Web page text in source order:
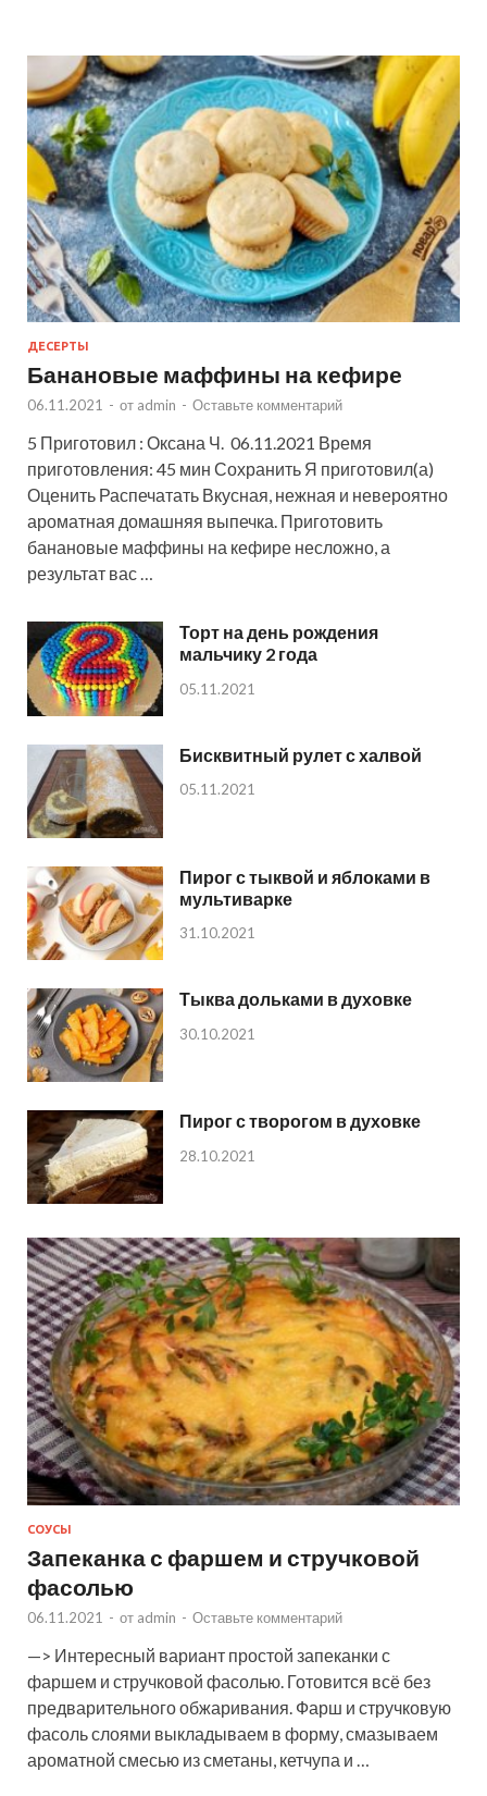
ДЕСЕРТЫ
Банановые маффины на кефире
06.11.2021 - от admin - Оставьте комментарий
5 Приготовил : Оксана Ч. 06.11.2021 Время
приготовления: 45 мин Сохранить Я приготовил(а)
Оценить Распечатать Вкусная, нежная и невероятно
ароматная домашняя выпечка. Приготовить
банановые маффины на кефире несложно, а
результат вас …
Торт на день рождения
мальчику 2 года
05.11.2021
Бисквитный рулет с халвой
05.11.2021
Пирог с тыквой и яблоками в
мультиварке
31.10.2021
Тыква дольками в духовке
30.10.2021
Пирог с творогом в духовке
28.10.2021
СОУСЫ
Запеканка с фаршем и стручковой
фасолью
06.11.2021 - от admin - Оставьте комментарий
—> Интересный вариант простой запеканки с
фаршем и стручковой фасолью. Готовится всё без
предварительного обжаривания. Фарш и стручковую
фасоль слоями выкладываем в форму, смазываем
ароматной смесью из сметаны, кетчупа и …